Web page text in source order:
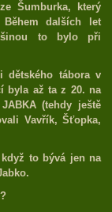
Šumburka, který
dalších let
to bylo při
dětského tábora v
byla až ta z 20. na
(tehdy ještě
Vavřík, Šťopka,
to bývá jen na